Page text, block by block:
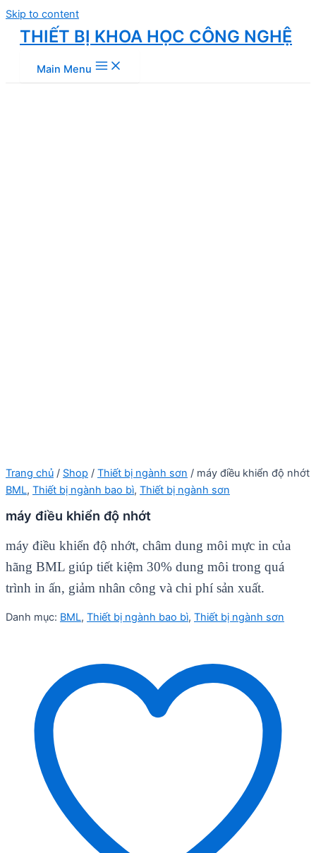
Skip to content
THIẾT BỊ KHOA HỌC CÔNG NGHỆ
Main Menu
Trang chủ / Shop / Thiết bị ngành sơn / máy điều khiển độ nhớt
BML, Thiết bị ngành bao bì, Thiết bị ngành sơn
máy điều khiển độ nhớt
máy điều khiển độ nhớt, châm dung môi mực in của
hãng BML giúp tiết kiệm 30% dung môi trong quá
trình in ấn, giảm nhân công và chi phí sản xuất.
Danh mục: BML, Thiết bị ngành bao bì, Thiết bị ngành sơn